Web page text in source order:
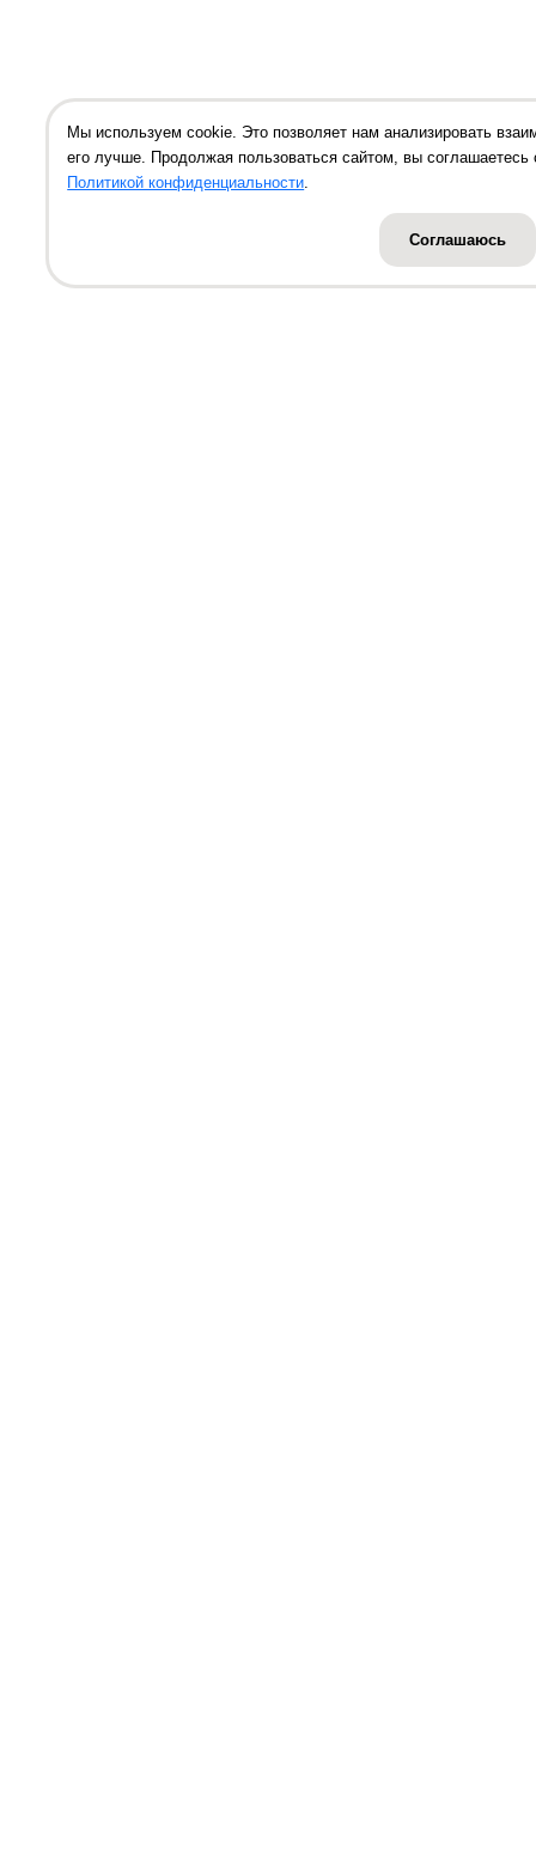
Мы используем cookie. Это позволяет нам анализировать
его лучше. Продолжая пользоваться сайтом, вы
Политикой конфиденциальности.
Соглашаюсь